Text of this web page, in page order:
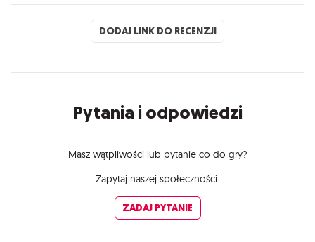
DODAJ LINK DO RECENZJI
Pytania i odpowiedzi
Masz wątpliwości lub pytanie co do gry?
Zapytaj naszej społeczności.
ZADAJ PYTANIE